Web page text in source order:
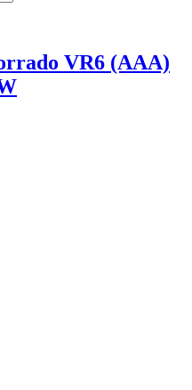
VR6 (AAA)